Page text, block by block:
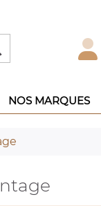
NOS MARQUES